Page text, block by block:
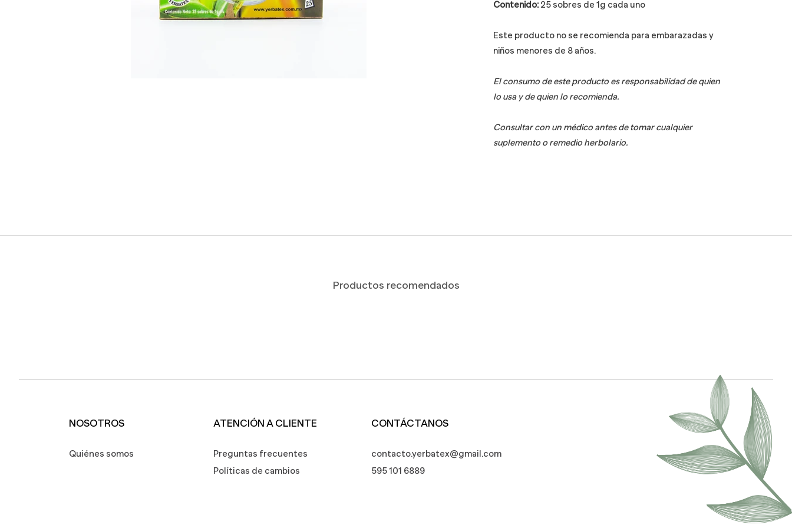
Contenido: 25 sobres de 1g cada uno
Este producto no se recomienda para embarazadas y
niños menores de 8 años.
El consumo de este producto es responsabilidad de quien
lo usa y de quien lo recomienda.
Consultar con un médico antes de tomar cualquier
suplemento o remedio herbolario.
Productos recomendados
NOSOTROS
Quiénes somos
ATENCIÓN A CLIENTE
Preguntas frecuentes
Políticas de cambios
CONTÁCTANOS
contacto.yerbatex@gmail.com
595 101 6889